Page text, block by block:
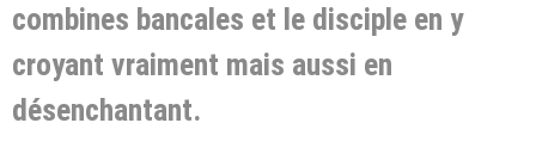
combines bancales et le disciple en y
croyant vraiment mais aussi en
désenchantant.